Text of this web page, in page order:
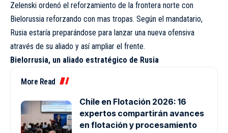
Zelenski ordenó el reforzamiento de la frontera norte con
Bielorussia reforzando con mas tropas. Según el mandatario,
Rusia estaría preparándose para lanzar una nueva ofensiva
através de su aliado y así ampliar el frente.
Bielorrusia, un aliado estratégico de Rusia
More Read
Chile en Flotación 2026: 16
expertos compartirán avances
en flotación y procesamiento